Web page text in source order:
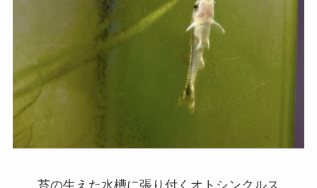
苔の生えた水槽に張り付くオトシンクルス